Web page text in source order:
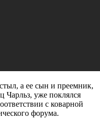
а ее сын и преемник,
Чарльз, уже поклялся
с коварной
форума.